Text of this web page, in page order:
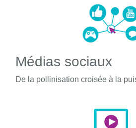
Médias sociaux
De la pollinisation croisée à la